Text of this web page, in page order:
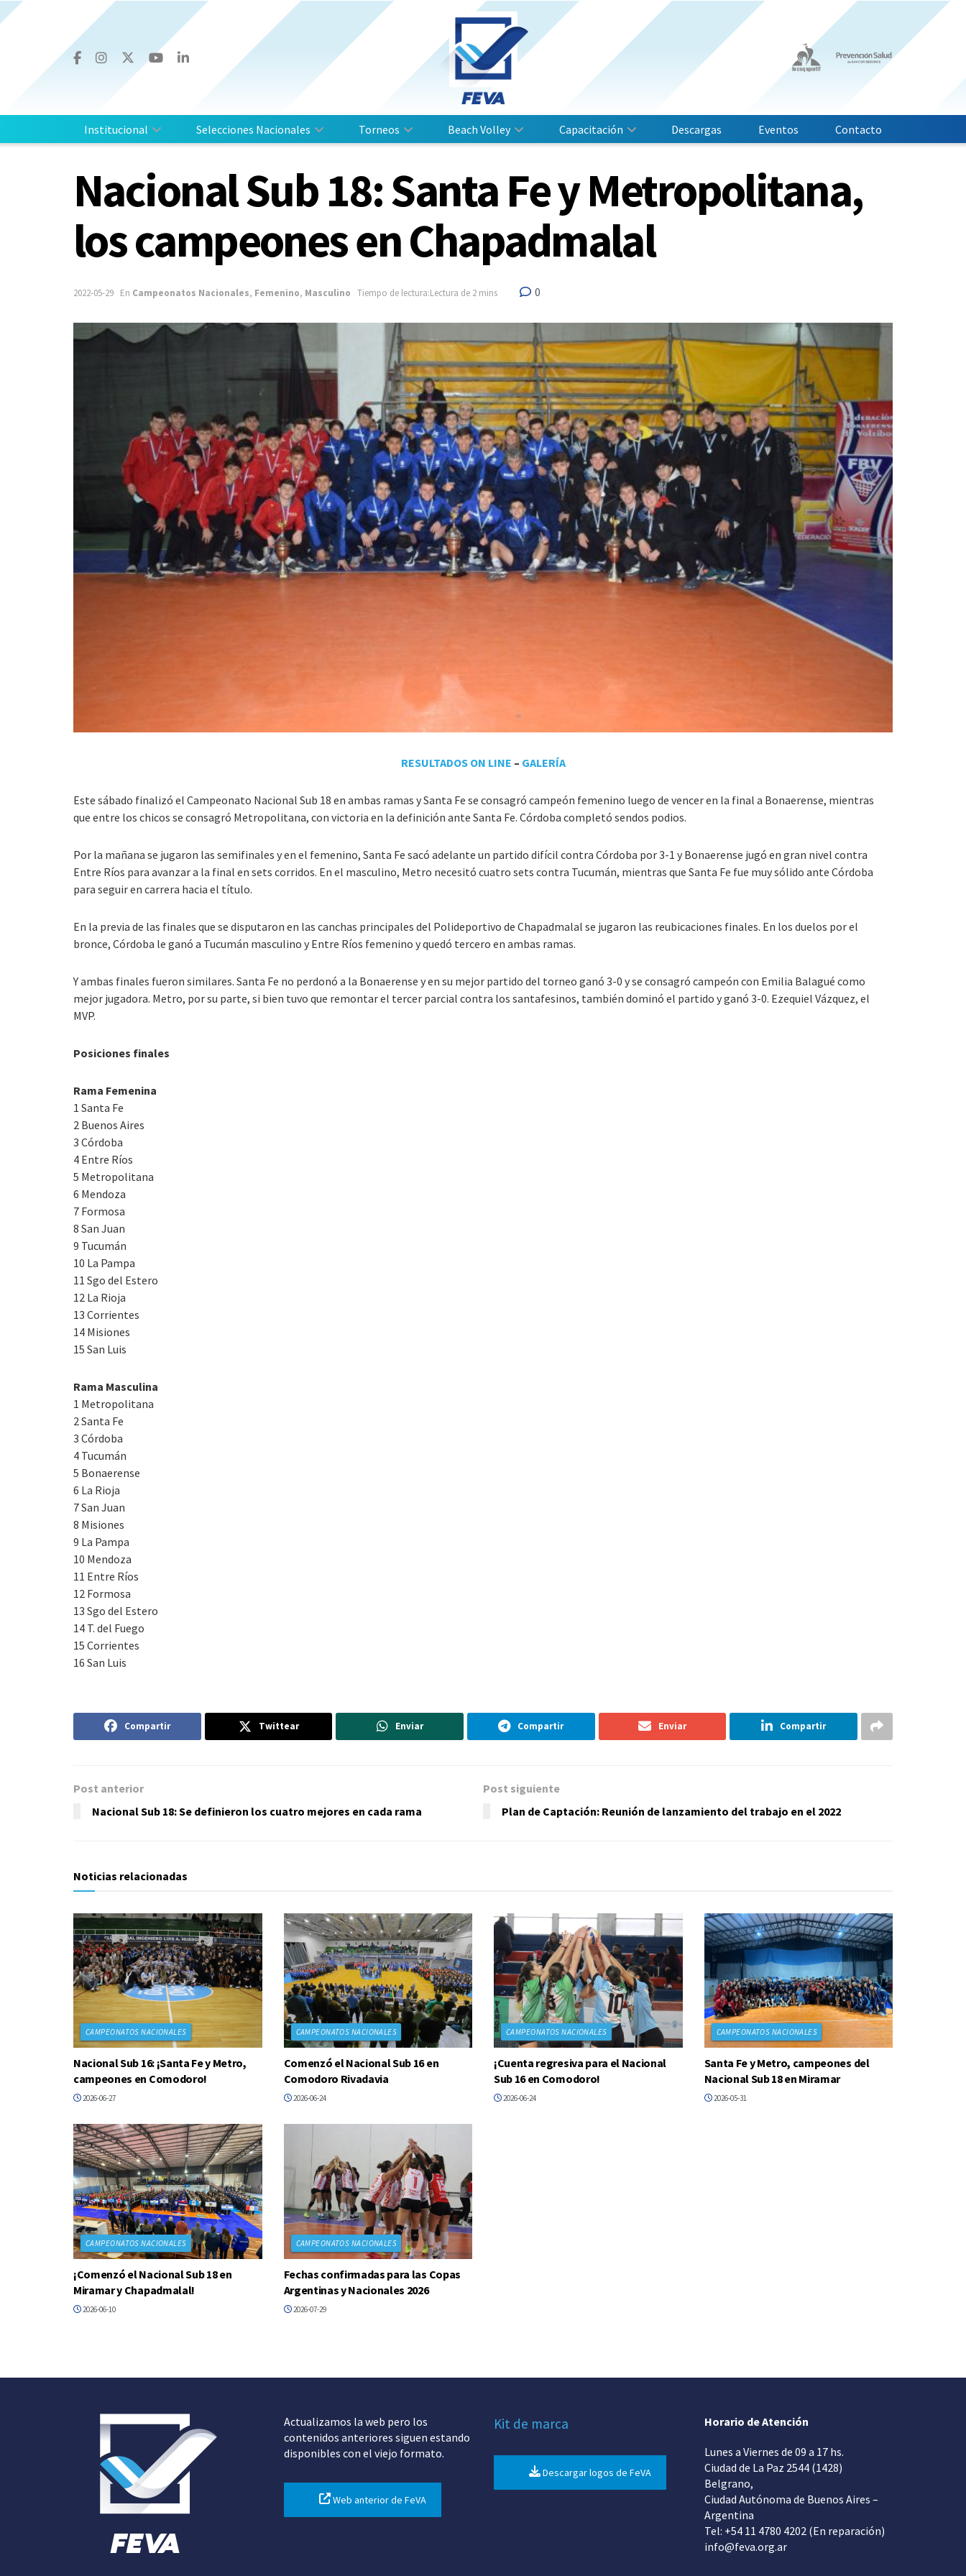
Institucional Selecciones Nacionales Torneos Beach Volley Capacitación Descargas Eventos Contacto
Nacional Sub 18: Santa Fe y Metropolitana,
los campeones en Chapadmalal
2022-05-29 En Campeonatos Nacionales, Femenino, Masculino Tiempo de lectura:Lectura de 2 mins 0
RESULTADOS ON LINE – GALERÍA
Este sábado finalizó el Campeonato Nacional Sub 18 en ambas ramas y Santa Fe se consagró campeón femenino luego de vencer en la final a Bonaerense, mientras
que entre los chicos se consagró Metropolitana, con victoria en la definición ante Santa Fe. Córdoba completó sendos podios.
Por la mañana se jugaron las semifinales y en el femenino, Santa Fe sacó adelante un partido difícil contra Córdoba por 3-1 y Bonaerense jugó en gran nivel contra
Entre Ríos para avanzar a la final en sets corridos. En el masculino, Metro necesitó cuatro sets contra Tucumán, mientras que Santa Fe fue muy sólido ante Córdoba
para seguir en carrera hacia el título.
En la previa de las finales que se disputaron en las canchas principales del Polideportivo de Chapadmalal se jugaron las reubicaciones finales. En los duelos por el
bronce, Córdoba le ganó a Tucumán masculino y Entre Ríos femenino y quedó tercero en ambas ramas.
Y ambas finales fueron similares. Santa Fe no perdonó a la Bonaerense y en su mejor partido del torneo ganó 3-0 y se consagró campeón con Emilia Balagué como
mejor jugadora. Metro, por su parte, si bien tuvo que remontar el tercer parcial contra los santafesinos, también dominó el partido y ganó 3-0. Ezequiel Vázquez, el
MVP.
Posiciones finales
Rama Femenina
1 Santa Fe
2 Buenos Aires
3 Córdoba
4 Entre Ríos
5 Metropolitana
6 Mendoza
7 Formosa
8 San Juan
9 Tucumán
10 La Pampa
11 Sgo del Estero
12 La Rioja
13 Corrientes
14 Misiones
15 San Luis
Rama Masculina
1 Metropolitana
2 Santa Fe
3 Córdoba
4 Tucumán
5 Bonaerense
6 La Rioja
7 San Juan
8 Misiones
9 La Pampa
10 Mendoza
11 Entre Ríos
12 Formosa
13 Sgo del Estero
14 T. del Fuego
15 Corrientes
16 San Luis
Compartir Twittear Enviar Compartir Enviar Compartir
Post anterior
Nacional Sub 18: Se definieron los cuatro mejores en cada rama
Post siguiente
Plan de Captación: Reunión de lanzamiento del trabajo en el 2022
Noticias relacionadas
CAMPEONATOS NACIONALES
Nacional Sub 16: ¡Santa Fe y Metro,
campeones en Comodoro!
2026-06-27
CAMPEONATOS NACIONALES
Comenzó el Nacional Sub 16 en
Comodoro Rivadavia
2026-06-24
CAMPEONATOS NACIONALES
¡Cuenta regresiva para el Nacional
Sub 16 en Comodoro!
2026-06-24
CAMPEONATOS NACIONALES
Santa Fe y Metro, campeones del
Nacional Sub 18 en Miramar
2026-05-31
CAMPEONATOS NACIONALES
¡Comenzó el Nacional Sub 18 en
Miramar y Chapadmalal!
2026-06-10
CAMPEONATOS NACIONALES
Fechas confirmadas para las Copas
Argentinas y Nacionales 2026
2026-07-29
Actualizamos la web pero los
contenidos anteriores siguen estando
disponibles con el viejo formato.
Web anterior de FeVA
Kit de marca
Descargar logos de FeVA
Horario de Atención
Lunes a Viernes de 09 a 17 hs.
Ciudad de La Paz 2544 (1428)
Belgrano,
Ciudad Autónoma de Buenos Aires –
Argentina
Tel: +54 11 4780 4202 (En reparación)
info@feva.org.ar